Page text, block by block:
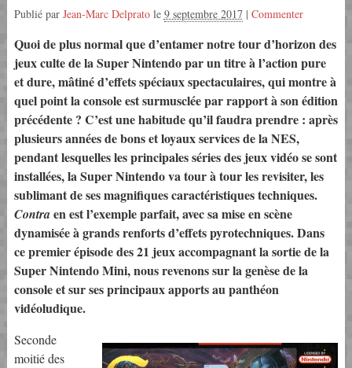
Publié par Jean-Marc Delpratole 9 septembre 2017| Commenter
Quoi de plus normal que d’entamer notre tour d’horizon des
jeux culte de la Super Nintendo par un titre à l’action pure
et dure, mâtiné d’effets spéciaux spectaculaires, qui montre à
quel point la console est surmusclée par rapport à son édition
précédente ? C’est une habitude qu’il faudra prendre : après
plusieurs années de bons et loyaux services de la NES,
pendant lesquelles les principales séries des jeux vidéo se sont
installées, la Super Nintendo va tour à tour les revisiter, les
sublimant de ses magnifiques caractéristiques techniques.
Contraen est l’exemple parfait, avec sa mise en scène
dynamisée à grands renforts d’effets pyrotechniques. Dans
ce premier épisode des 21 jeux accompagnant la sortie de la
Super Nintendo Mini, nous revenons sur la genèse de la
console et sur ses principaux apports au panthéon
vidéoludique.
Seconde
moitié des